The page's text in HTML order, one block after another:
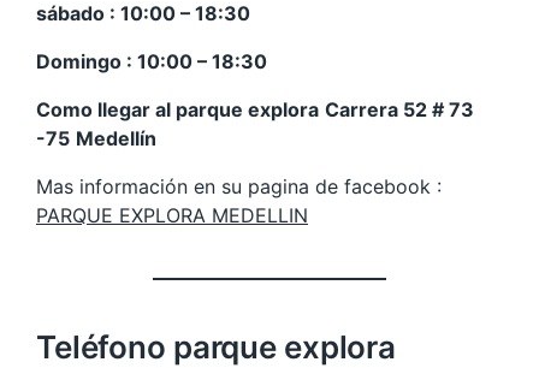
sábado : 10:00 – 18:30
Domingo : 10:00 – 18:30
Como llegar al parque explora Carrera 52 # 73
-75 Medellín
Mas información en su pagina de facebook :
PARQUE EXPLORA MEDELLIN
Teléfono parque explora